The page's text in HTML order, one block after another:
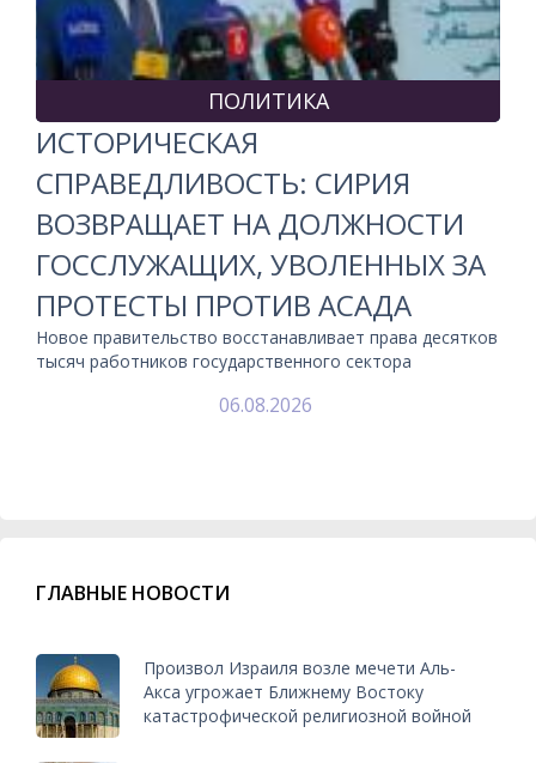
ПОЛИТИКА
ИСТОРИЧЕСКАЯ
СПРАВЕДЛИВОСТЬ: СИРИЯ
ВОЗВРАЩАЕТ НА ДОЛЖНОСТИ
ГОССЛУЖАЩИХ, УВОЛЕННЫХ ЗА
ПРОТЕСТЫ ПРОТИВ АСАДА
Новое правительство восстанавливает права десятков
тысяч работников государственного сектора
06.08.2026
ГЛАВНЫЕ НОВОСТИ
Произвол Израиля возле мечети Аль-
Акса угрожает Ближнему Востоку
катастрофической религиозной войной